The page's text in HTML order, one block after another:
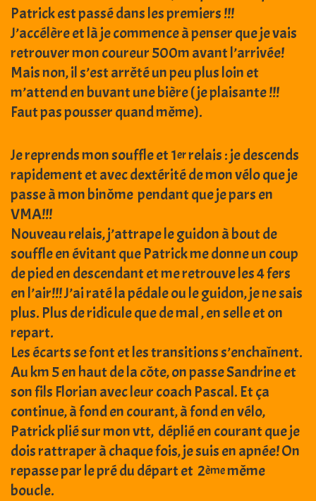
Patrick est passé dans les premiers !!!
J’accélère et là je commence à penser que je vais
retrouver mon coureur 500m avant l’arrivée!
Mais non, il s’est arrêté un peu plus loin et
m’attend en buvant une bière ( je plaisante !!!
Faut pas pousser quand même).
Je reprends mon souffle et 1errelais : je descends
rapidement et avec dextérité de mon vélo que je
passe à mon binôme pendant que je pars en
VMA!!!
Nouveau relais, j’attrape le guidon à bout de
souffle en évitant que Patrick me donne un coup
de pied en descendant et me retrouve les 4 fers
en l’air!!! J’ai raté la pédale ou le guidon, je ne sais
plus. Plus de ridicule que de mal , en selle et on
repart.
Les écarts se font et les transitions s’enchaînent.
Au km 5 en haut de la côte, on passe Sandrine et
son fils Florian avec leur coach Pascal. Et ça
continue, à fond en courant, à fond en vélo,
Patrick plié sur mon vtt, déplié en courant que je
dois rattraper à chaque fois, je suis en apnée! On
repasse par le pré du départ et 2èmemême
boucle.